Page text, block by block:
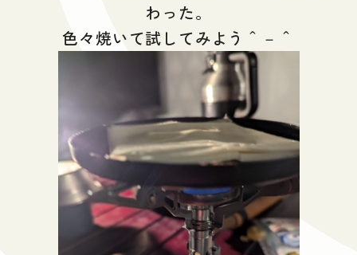
わった。
色々焼いて試してみよう＾－＾